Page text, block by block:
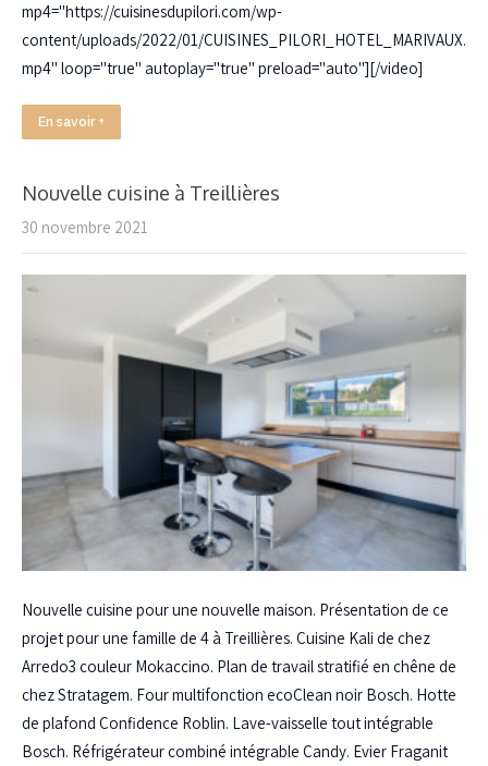
mp4="https://cuisinesdupilori.com/wp-
content/uploads/2022/01/CUISINES_PILORI_HOTEL_MARIVAUX.
mp4" loop="true" autoplay="true" preload="auto"][/video]
En savoir +
Nouvelle cuisine à Treillières
30 novembre 2021
Nouvelle cuisine pour une nouvelle maison. Présentation de ce
projet pour une famille de 4 à Treillières. Cuisine Kali de chez
Arredo3 couleur Mokaccino. Plan de travail stratifié en chêne de
chez Stratagem. Four multifonction ecoClean noir Bosch. Hotte
de plafond Confidence Roblin. Lave-vaisselle tout intégrable
Bosch. Réfrigérateur combiné intégrable Candy. Evier Fraganit